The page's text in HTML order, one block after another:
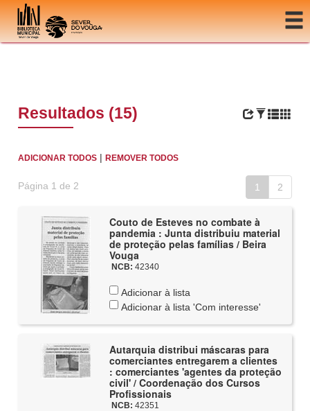
Ir para o conteúdo
Resultados (15)
ADICIONAR TODOS |REMOVER TODOS
Página 1 de 2 1 2
Couto de Esteves no combate à
pandemia : Junta distribuiu material
de proteção pelas famílias / Beira
Vouga
NCB: 42340
Adicionar à lista
Adicionar à lista 'Com interesse'
Autarquia distribui máscaras para
comerciantes entregarem a clientes
: comerciantes 'agentes da proteção
civil' / Coordenação dos Cursos
Profissionais
NCB: 42351